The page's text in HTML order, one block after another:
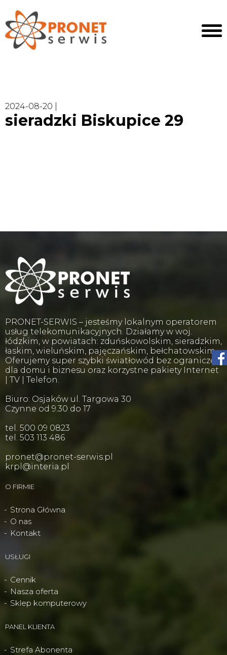
2024-08-20 |
sieradzki Biskupice 29
PRONET-SERWIS – jesteśmy lokalnym operatorem
usług telekomunikacyjnych. Działamy w woj.
łódzkim, w powiatach: zduńskowolskim, sieradzkim,
łaskim, wieluńskim, pajęczańskim, bełchatowskim.
Oferujemy super szybki światłowód bez ograniczeń
dla domu i biznesu oraz korzystne pakiety Internet
| TV | Telefon.
Biuro: Osjaków ul. Targowa 30
Czynne od 9.30 do 17
tel. 500 09 0823
tel. 503 113 486
pronet@pronet-serwis.pl
krpl@interia.pl
O FIRMIE
Strona Główna
O nas
Kontakt
USŁUGI
Cennik
Nasza oferta
Sklep komputerowy
PANEL KLIENTA
Strefa Abonenta